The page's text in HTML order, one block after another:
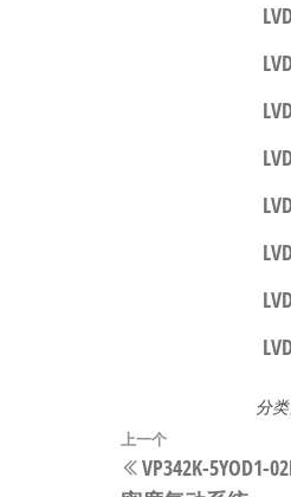
分
文
章
上
一
上一个
VP342K-